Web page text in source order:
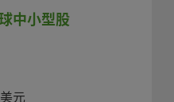
中小型股
美元